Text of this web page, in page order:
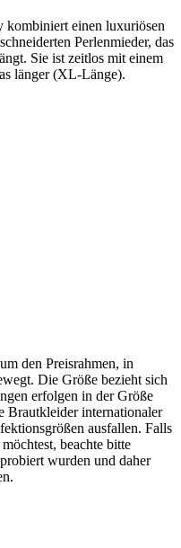
kombiniert einen luxuriösen
Perlenmieder, das
Sie ist zeitlos mit einem
länger (XL-Länge).
den Preisrahmen, in
Die Größe bezieht sich
erfolgen in der Größe
Brautkleider internationaler
ausfallen. Falls
beachte bitte
wurden und daher